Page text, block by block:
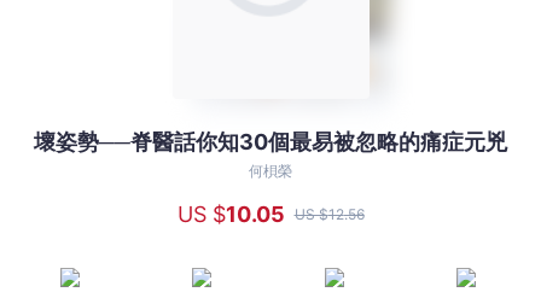
壞壞姿勢──脊醫話你知30個最易被忽略的痛症元兇
何梖榮
US $10.05 US $12.56